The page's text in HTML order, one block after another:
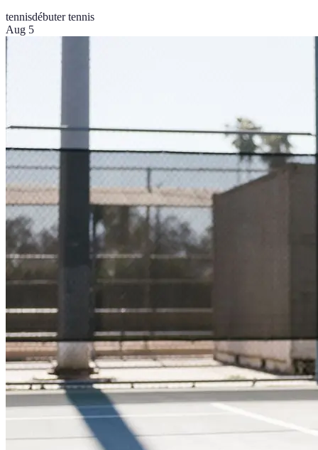
tennisdébuter tennis
Aug 5